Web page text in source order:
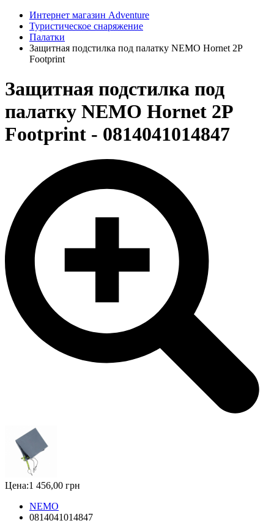
Интернет магазин Adventure
Туристическое снаряжение
Палатки
Защитная подстилка под палатку NEMO Hornet 2P
Footprint
Защитная подстилка под
палатку NEMO Hornet 2P
Footprint - 0814041014847
Цена:1 456,00 грн
NEMO
0814041014847